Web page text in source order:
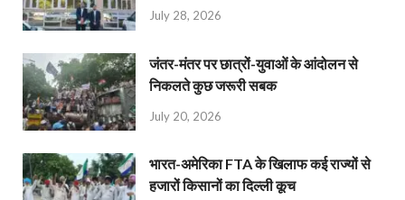
July 28, 2026
जंतर-मंतर पर छात्रों-युवाओं के आंदोलन से
निकलते कुछ जरूरी सबक
July 20, 2026
भारत-अमेरिका FTA के खिलाफ कई राज्यों से
हजारों किसानों का दिल्ली कूच